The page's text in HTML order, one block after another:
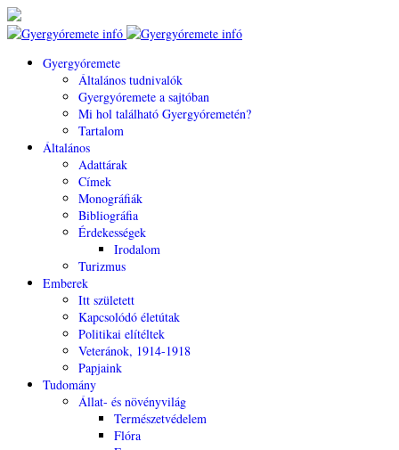
Gyergyóremete
Általános tudnivalók
Gyergyóremete a sajtóban
Mi hol található Gyergyóremetén?
Tartalom
Általános
Adattárak
Címek
Monográfiák
Bibliográfia
Érdekességek
Irodalom
Turizmus
Emberek
Itt született
Kapcsolódó életútak
Politikai elítéltek
Veteránok, 1914-1918
Papjaink
Tudomány
Állat- és növényvilág
Természetvédelem
Flóra